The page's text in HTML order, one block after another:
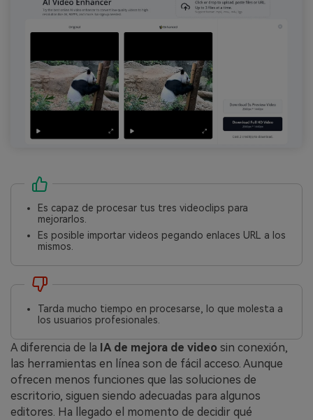
Es capaz de procesar tus tres videoclips para
mejorarlos.
Es posible importar videos pegando enlaces URL a los
mismos.
Tarda mucho tiempo en procesarse, lo que molesta a
los usuarios profesionales.
A diferencia de la IA de mejora de video sin conexión,
las herramientas en línea son de fácil acceso.󠀲󠀡󠀤󠀩󠀣󠀦󠀢󠀠󠀣󠀳󠀰 Aunque
ofrecen menos funciones que las soluciones de
escritorio, siguen siendo adecuadas para algunos
editores. Ha llegado el momento de decidir qué